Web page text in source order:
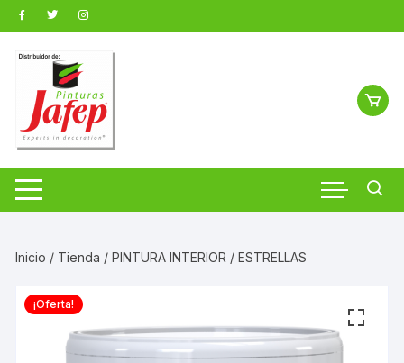
Saltar
al
contenido
Inicio / Tienda /PINTURA INTERIOR / ESTRELLAS
¡Oferta!